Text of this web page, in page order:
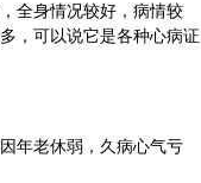
全身情况较好，病情较
，可以说它是各种心病证
年老休弱，久病心气亏